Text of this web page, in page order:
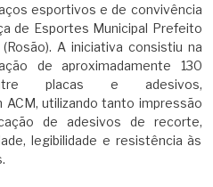
esportivos e de convivência
de Esportes Municipal Prefeito
A iniciativa consistiu na
de aproximadamente 130
placas e adesivos,
utilizando tanto impressão
de adesivos de recorte,
legibilidade e resistência às